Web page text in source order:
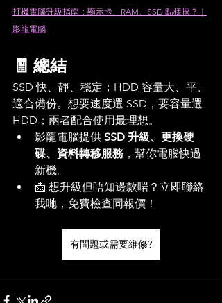
打機電腦升級指南：顯示卡、RAM、SSD 點樣揀？｜
影龍電腦
🧾 總結
SSD 快、靜、穩定；HDD 容量大、平、
適合備份。想要速度選 SSD，要容量選
HDD；兩者配合使用最理想。
影龍電腦提供 SSD 升級、更換硬
碟、資料轉移服務 ，幫你電腦快過
新機。
📩 想升級但唔知邊款啱？立即聯絡
我哋，免費檢查同報價！
有問題或需要維修?